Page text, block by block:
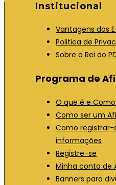
Institucional
Vantagens dos
Politica de
Sobre o Rei do
Programa de
O que é e
Como ser um
Como registrar-
informações
Registre-se
Minha conta de
Banners para